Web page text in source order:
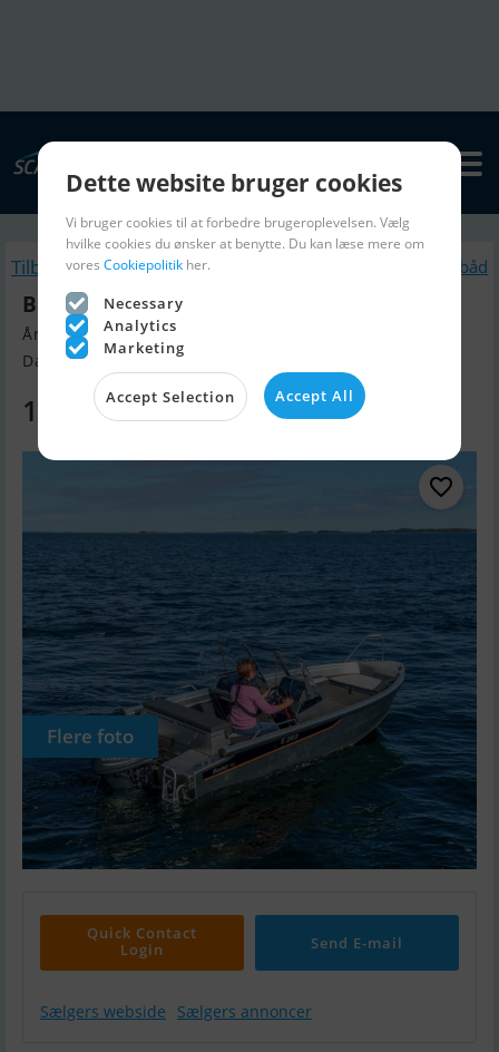
Tilbage Lignende Motorbåd
Buster M
Årgang 2025, Motorbåd til salg
Danmark
109.900 DKK
Flere foto
Quick Contact
Login
Send E-mail
Sælgers webside Sælgers annoncer
Dette website bruger cookies
Vi bruger cookies til at forbedre brugeroplevelsen. Vælg
hvilke cookies du ønsker at benytte. Du kan læse mere om
vores Cookiepolitik her.
Necessary
Analytics
Marketing
Accept Selection Accept All